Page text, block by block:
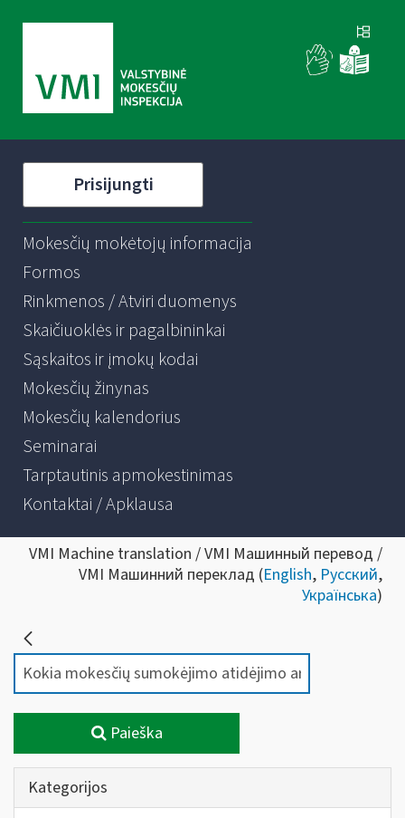
Prisijungti
Mokesčių mokėtojų informacija
Formos
Rinkmenos / Atviri duomenys
Skaičiuoklės ir pagalbininkai
Sąskaitos ir įmokų kodai
Mokesčių žinynas
Mokesčių kalendorius
Seminarai
Tarptautinis apmokestinimas
Kontaktai / Apklausa
VMI Machine translation / VMI Машинный перевод /
VMI Машинний переклад (English, Русский,
Українська)
Paieška
Kategorijos